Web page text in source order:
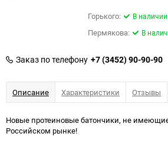
Горького: В наличии
Пермякова: В
Заказ по телефону +7 (3452) 90-90-90
Описание Характеристики Отзывы
Новые протеиновые батончики, не
Российском рынке!